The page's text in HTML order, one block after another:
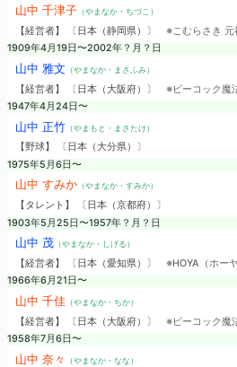
山中 千津子（やまなか・ちづこ）
【経営者】 〔日本（静岡県）〕 ※こむらさき 元
1909年4月19日〜2002年？月？日
山中 雅文 （やまなか・まさふみ）
【経営者】 〔日本（大阪府）〕 ※ピーコック魔
1947年4月24日〜
山中 正竹（やまもと・まさたけ）
【野球】 〔日本（大分県）〕
1975年5月6日〜
山中 すみか（やまなか・すみか）
【タレント】 〔日本（京都府）〕
1903年5月25日〜1957年？月？日
山中 茂（やまなか・しげる）
【経営者】 〔日本（愛知県）〕 ※HOYA（ホー
1966年6月21日〜
山中 千佳（やまなか・ちか）
【経営者】 〔日本（大阪府）〕 ※ピーコック魔
1958年7月6日〜
山中 奈々 （やまなか・なな）